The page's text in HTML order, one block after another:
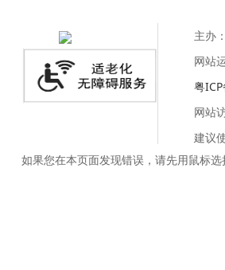
主办
网站
粤
网站
建议
如果您在本页面发现错误，请先用鼠标